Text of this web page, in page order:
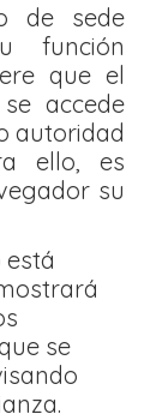
de sede
función
que el
accede
autoridad
ello, es
su
está
se